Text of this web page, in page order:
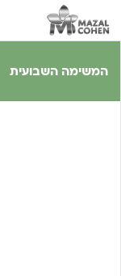
המשימה השבועית